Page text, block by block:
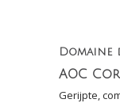
Domaine
Gerijpte,